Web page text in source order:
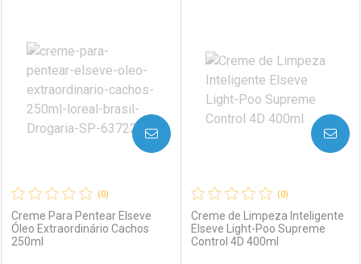
Laboratório
Por Menos Laboratório
Por Menos
(0)
Creme Para Pentear Elseve
Óleo Extraordinário Cachos
250ml
AVISE-ME
(0)
Creme de Limpeza Inteligente
Elseve Light-Poo Supreme
Control 4D 400ml
AVISE-ME